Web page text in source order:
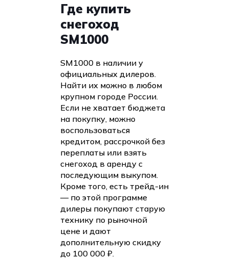
Где купить
снегоход
SM1000
SM1000 в наличии у
официальных дилеров.
Найти их можно в любом
крупном городе России.
Если не хватает бюджета
на покупку, можно
воспользоваться
кредитом, рассрочкой без
переплаты или взять
снегоход в аренду с
последующим выкупом.
Кроме того, есть трейд-ин
— по этой программе
дилеры покупают старую
технику по рыночной
цене и дают
дополнительную скидку
до 100 000 ₽.